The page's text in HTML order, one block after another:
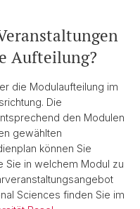
Aufteilung?
die Modulaufteilung im
Die
den Modulen
gewählten
können Sie
Sie in welchem Modul zu
Sciences finden Sie im